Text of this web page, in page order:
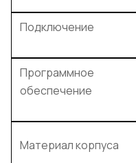
Подключение
Программное
обеспечение
Материал корпуса